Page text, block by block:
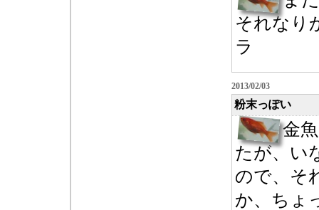
それなり
ラ
2013/02/03
粉末っぽい
金
たが、い
ので、そ
か、ちょ